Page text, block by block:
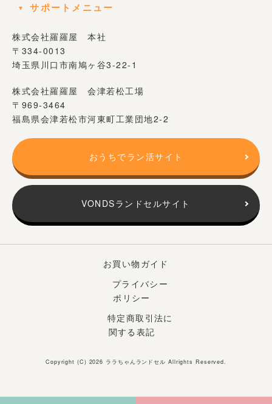
サポートメニュー
株式会社羅羅屋 本社
〒334-0013
埼玉県川口市南鳩ヶ谷3-22-1
株式会社羅羅屋 会津若松工場
〒969-3464
福島県会津若松市河東町工業団地2-2
おうちでラン活サイト
VONDSランドセルサイト
お買い物ガイド
プライバシー
ポリシー
特定商取引法に
関する表記
Copyright (C) 2026 ララちゃんランドセル Allrights Reserved.